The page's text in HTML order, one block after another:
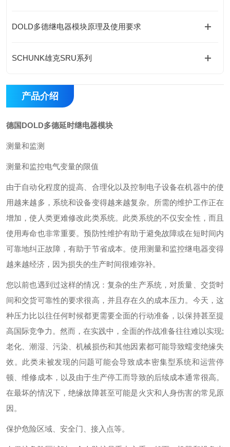
DOLD多德继电器模块原理及使用要求
SCHUNK雄克SRU系列
产品介绍
德国DOLD多德延时继电器模块
测量和监测
测量和监控电气变量的限值
由于自动化程度的提高、合理化以及控制电子设备在机器中的使
用越来越多，系统和设备变得越来越复杂。所需的维护工作正在
增加，使人类更难修改此类系统。此类系统的不仅安全性，而且
使用寿命也非常重要。预防性维护有助于避免故障或在短时间内
可靠地纠正故障，有助于节省成本。使用测量和监控继电器变得
越来越经济，因为损失的生产时间很难弥补。
您以前也遇到过这样的情况：复杂的生产系统，对质量、交货时
间和交货可靠性的要求很高，并且存在久的成本压力。今天，这
种压力比以往任何时候都更需要全面的行动准备，以保持甚至提
高国际竞争力。然而，在实践中，全面的作战准备往往难以实现;
老化、潮湿、污染、机械损伤和其他因素都可能导致蠕变绝缘失
效。此类未被发现的问题可能会导致成本密集型系统和运营停
顿、维修成本，以及由于生产停工而导致的后续成本通常很高。
在最坏的情况下，绝缘故障甚至可能是火灾和人身伤害的常见原
因。
保护危险区域、安全门、接入点等。